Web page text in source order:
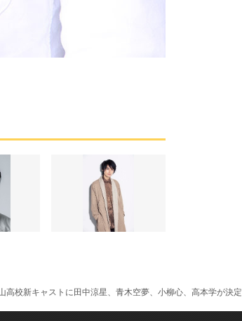
高校新キャストに田中涼星、青木空夢、小柳心、高本学が決定